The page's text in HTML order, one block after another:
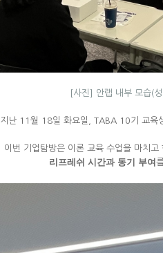
[사진] 안랩 내부 모습(
지난 11월 18일 화요일, TABA 10기 교육
이번 기업탐방은 이론 교육 수업을 마치고
리프레쉬 시간과 동기 부여